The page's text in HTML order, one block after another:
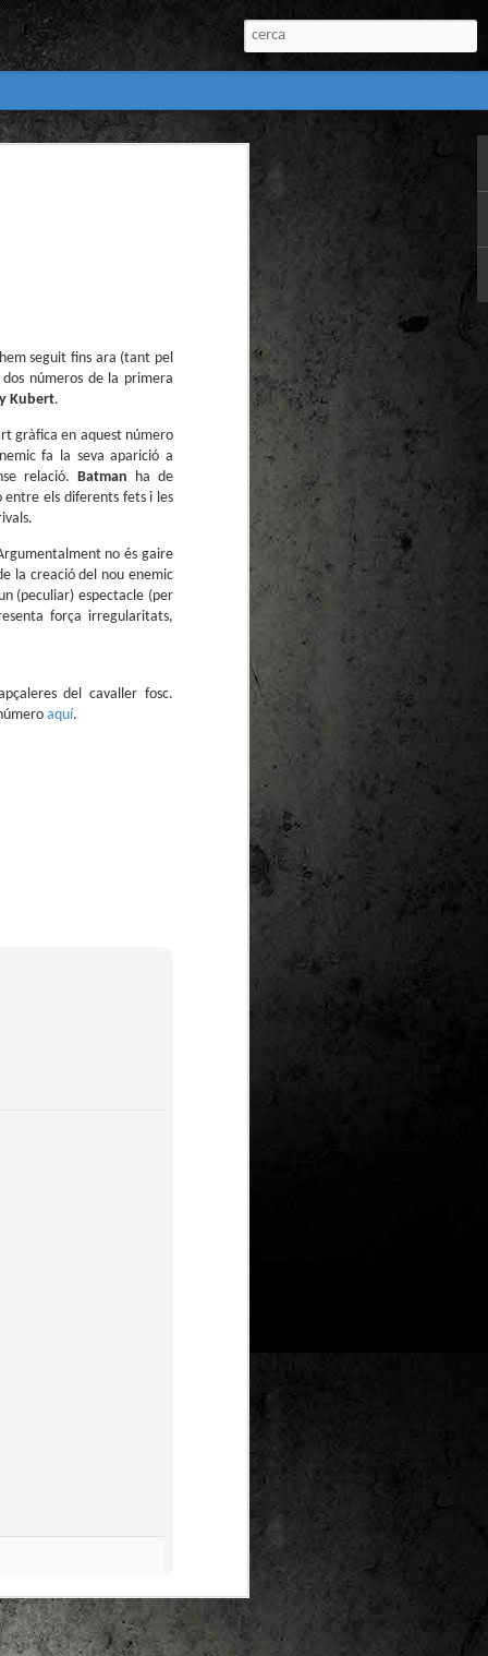
seguit fins ara (tant pel
números de la primera
Kubert.
gràfica en aquest número
fa la seva aparició a
relació.Batman ha de
els diferents fets i les
no és gaire
la creació del nou enemic
(peculiar) espectacle (per
força irregularitats,
del cavaller fosc.
aquí.
torna amb
blanc. L’obra no
profunda
natural de
per a la